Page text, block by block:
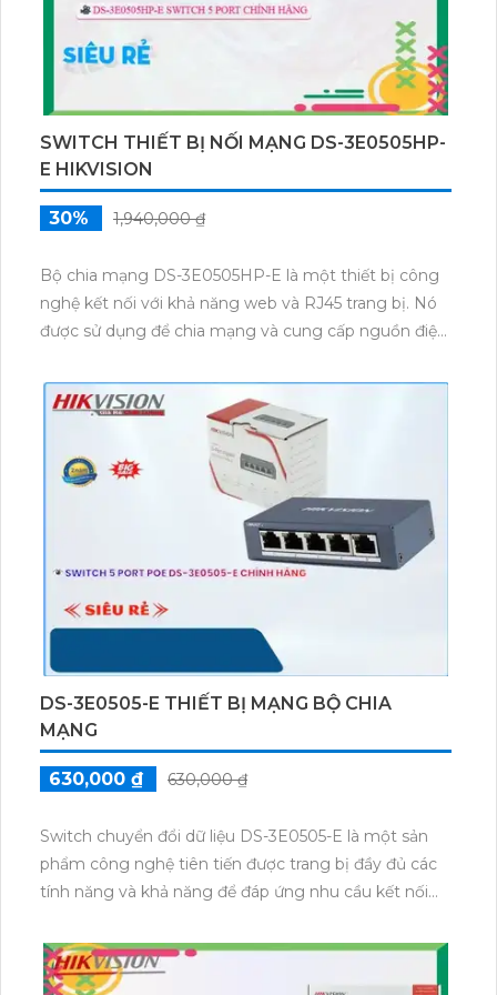
CAMERA NĂNG LƯỢNG MẶT TRỜI TAPO
C460 KIT
3,079,300 ₫
Camera Tapo C460 KIT sở hữu độ phân giải cao lên
đến 4K UHD 8MP, zoom kỹ thuật số 16×, kết nối Wi-
tích hợp cùng tấm pin năng lượng mặt trời 5.2V/2.5W.
Tapo C460 KIT cũng hỗ trợ quan sát ban đêm màu
với cảm biến Starlight, tầm nhìn lên đến 15 m.
SẢN PHẨM CAMERA GIÁ RẺ
SWITCH THIẾT BỊ NỐI MẠNG DS-3E0505P-
00 ₫
Bộ chia mạng DS-3E0505P-E/M là một sản phẩm
hữu ích. Bộ chia mạng này có khả năng chia quản lý
đường truyền mạng hiệu quả và ổn định.